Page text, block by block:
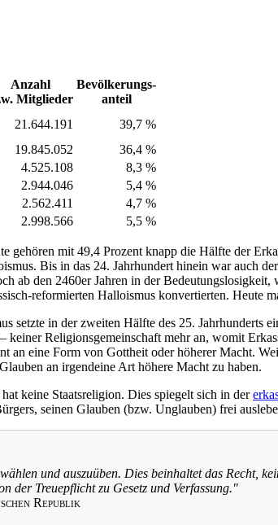
Anzahl
Mitglieder
Bevölkerungs-
anteil
21.644.191
39,7 %
19.845.052
36,4 %
4.525.108
8,3 %
2.944.046
5,4 %
2.562.411
4,7 %
2.998.566 5,5 %
gehören mit 49,4 Prozent knapp die Hälfte der
Bis in das 24. Jahrhundert hinein war auch
ab den 2460er Jahren in der
reformierten Halloismus konvertierten. Heute
setzte in der zweiten Hälfte des 25. Jahrhunderts
keiner Religionsgemeinschaft mehr an, womit
an eine Form von Gottheit oder höherer Macht.
an irgendeine Art höhere Macht zu haben.
keine Staatsreligion. Dies spiegelt sich in der
seinen Glauben (bzw. Unglauben) frei
und auszuüben. Dies beinhaltet das Recht,
der Treuepflicht zu Gesetz und Verfassung."
Republik